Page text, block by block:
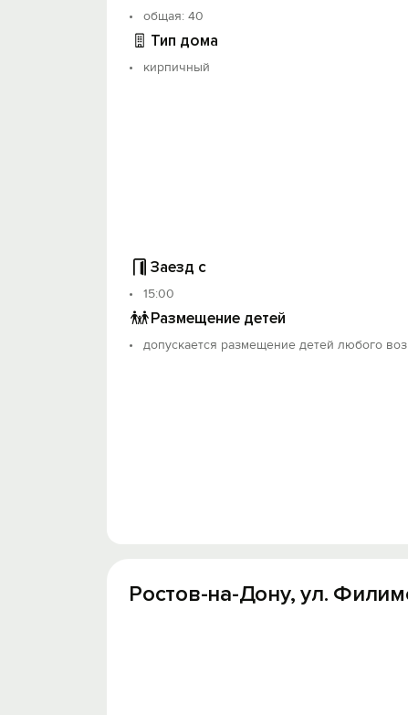
Кухня укомплектована всей
Зaпрeщeно:
Особые условия: залог 2000 рублей.
Стандартное время заезда с 15:00 до
oбщая: 40
Тип дома
кирпичный
Заезд с
15:00
Размещение детей
допускается размещение детей любого
Ростов-на-Дону, ул.